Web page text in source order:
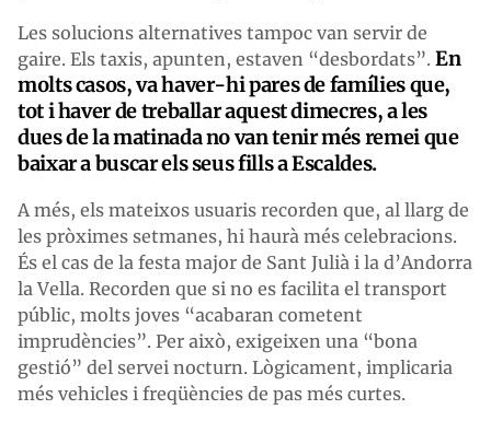
Les solucions alternatives tampoc van servir de
gaire. Els taxis, apunten, estaven “desbordats”. En
molts casos, va haver-hi pares de famílies que,
tot i haver de treballar aquest dimecres, a les
dues de la matinada no van tenir més remei que
baixar a buscar els seus fills a Escaldes.
A més, els mateixos usuaris recorden que, al llarg de
les pròximes setmanes, hi haurà més celebracions.
És el cas de la festa major de Sant Julià i la d’Andorra
la Vella. Recorden que si no es facilita el transport
públic, molts joves “acabaran cometent
imprudències”. Per això, exigeixen una “bona
gestió” del servei nocturn. Lògicament, implicaria
més vehicles i freqüències de pas més curtes.